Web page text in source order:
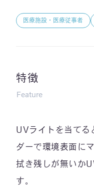
医療施設・医療従事者
特徴
Feature
UVライトを当てる
ダーで環境表面に
拭き残しが無いか
す。